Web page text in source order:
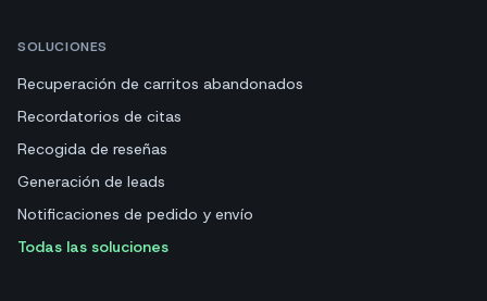
SOLUCIONES
Recuperación de carritos abandonados
Recordatorios de citas
Recogida de reseñas
Generación de leads
Notificaciones de pedido y envío
Todas las soluciones